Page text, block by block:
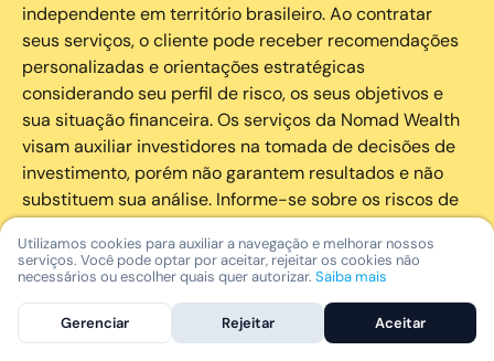
independente em território brasileiro. Ao contratar
seus serviços, o cliente pode receber recomendações
personalizadas e orientações estratégicas
considerando seu perfil de risco, os seus objetivos e
sua situação financeira. Os serviços da Nomad Wealth
visam auxiliar investidores na tomada de decisões de
investimento, porém não garantem resultados e não
substituem sua análise. Informe-se sobre os riscos de
cada investimento e invista com responsabilidade.
As marcas registradas, logotipos e marcas de serviço
que aparecem nos Serviços, incluindo, mas não se
limitando à marca registrada “Nomad” são marcas
Utilizamos cookies para auxiliar a navegação e melhorar nossos
serviços. Você pode optar por aceitar, rejeitar os cookies não
necessários ou escolher quais quer autorizar. Saiba mais
Gerenciar Rejeitar Aceitar